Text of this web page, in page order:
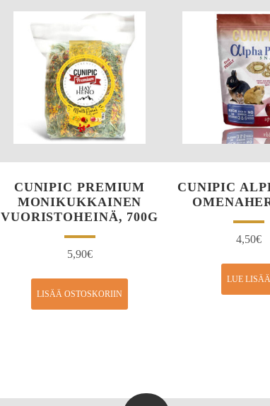
CUNIPIC PREMIUM
MONIKUKKAINEN
VUORISTOHEINÄ, 700G
5,90€
LISÄÄ OSTOSKORIIN
CUNIPIC
4,50€
LUE LISÄÄ